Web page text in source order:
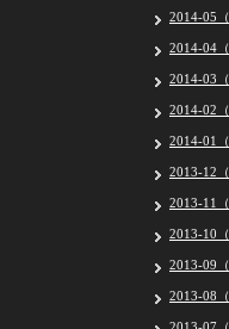
2014-05（
2014-04（
2014-03（
2014-02（
2014-01（
2013-12（
2013-11（
2013-10（
2013-09（
2013-08（